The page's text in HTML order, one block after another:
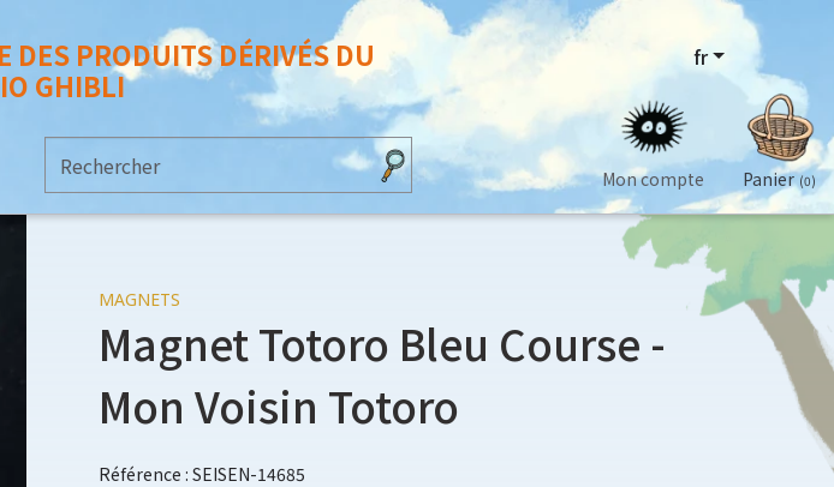
DES PRODUITS DÉRIVÉS DU
GHIBLI
fr
Mon compte Panier (0)
MAGNETS
Magnet Totoro Bleu Course -
Mon Voisin Totoro
Référence : SEISEN-14685